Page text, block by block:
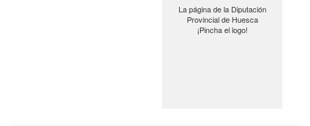
La página de la Diputación
Provincial de Huesca
¡Pincha el logo!